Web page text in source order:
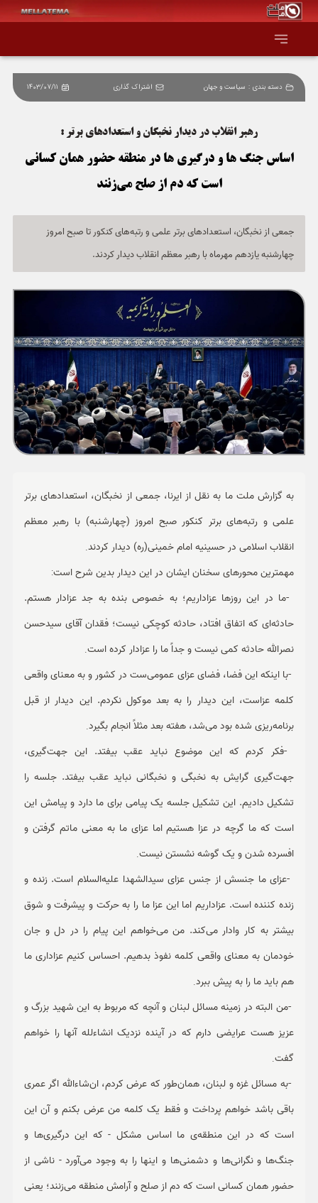
صفحه اصلی
همه عناوین
اقتصاد
سیاست و جهان
جامعه و فرهنگ
دانش و فناوری
ورزشی
حوادث
سبک زندگی
چند رسانه ای
دسته بندی : سیاست و جهان اشتراک گذاری 1403/07/11
رهبر انقلاب در دیدار نخبگان و استعدادهای برتر :
اساس جنگ ها و درگیری ها در منطقه حضور همان کسانی
است که دم از صلح می‌زنند
جمعی از نخبگان، استعدادهای برتر علمی و رتبه‌های کنکور تا صبح امروز
چهارشنبه یازدهم مهرماه با رهبر معظم انقلاب دیدار کردند.
به گزارش ملت ما به نقل از ایرنا، جمعی از نخبگان، استعدادهای برتر
علمی و رتبه‌های برتر کنکور صبح امروز (چهارشنبه) با رهبر معظم
انقلاب اسلامی در حسینیه امام خمینی(ره) دیدار کردند.
مهمترین محورهای سخنان ایشان در این دیدار بدین شرح است:
-ما در این روزها عزاداریم؛ به خصوص بنده به جد عزادار هستم.
حادثه‌ای که اتفاق افتاد، حادثه کوچکی نیست؛ فقدان آقای سیدحسن
نصرالله حادثه کمی نیست و جداً ما را عزادار کرده است‌.
-با اینکه این فضا، فضای عزای عمومی‌ست در کشور و به معنای واقعی
کلمه عزاست، این دیدار را به بعد موکول نکردم. این دیدار از قبل
برنامه‌ریزی شده بود می‌شد، هفته بعد مثلاً انجام بگیرد.
-فکر کردم که این موضوع نباید عقب بیفتد. این جهت‌گیری،
جهت‌گیری گرایش به نخبگی و نخبگانی نباید عقب بیفتد. جلسه را
تشکیل دادیم. این تشکیل جلسه یک پیامی برای ما دارد و پیامش این
است که ما گرچه در عزا هستیم اما عزای ما به معنی ماتم گرفتن و
افسرده شدن و یک گوشه نشستن نیست.
-عزای ما جنسش از جنس عزای سیدالشهدا علیه‌السلام است. زنده و
زنده کننده است. عزاداریم اما این عزا ما را به حرکت و پیشرفت و شوق
بیشتر به کار وادار می‌کند. من می‌خواهم این پیام را در دل و جان
خودمان به معنای واقعی کلمه نفوذ بدهیم. احساس کنیم عزاداری ما
هم باید ما را به پیش ببرد.
-من البته در زمینه مسائل لبنان و آنچه که مربوط به این شهید بزرگ و
عزیز هست عرایضی دارم که در آینده نزدیک انشاءلله آنها را خواهم
گفت.
-به مسائل غزه و لبنان، همان‌طور که عرض کردم، ان‌شاءالله اگر عمری
باقی باشد خواهم پرداخت و فقط یک کلمه من عرض بکنم و آن این
است که در این منطقه‌ی ما اساس مشکل - که این درگیری‌ها و
جنگ‌ها و نگرانی‌ها و دشمنی‌ها و اینها را به وجود می‌آورد - ناشی از
حضور همان کسانی است که دم از صلح و آرامش منطقه می‌زنند؛ یعنی